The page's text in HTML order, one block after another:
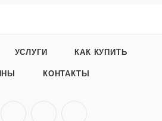
УСЛУГИ КАК КУПИТЬ
КОНТАКТЫ